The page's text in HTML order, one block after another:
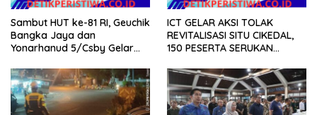
Sambut HUT ke-81 RI, Geuchik
Bangka Jaya dan
Yonarhanud 5/Csby Gelar
Gerakan Indonesia Asri
ICT GELAR AKSI TOLAK
REVITALISASI SITU CIKEDAL,
150 PESERTA SERUKAN